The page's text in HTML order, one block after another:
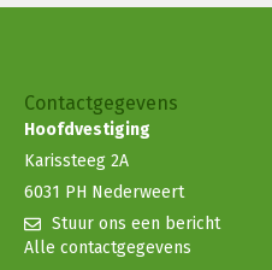
Contactgegevens
Hoofdvestiging
Karissteeg 2A
6031 PH Nederweert
Stuur ons een bericht
Alle contactgegevens